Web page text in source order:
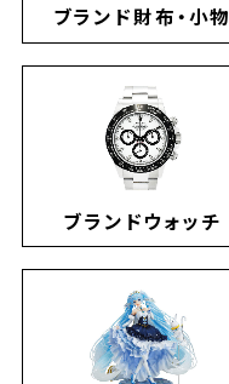
ブランド財布・小物
ブランドウォッチ